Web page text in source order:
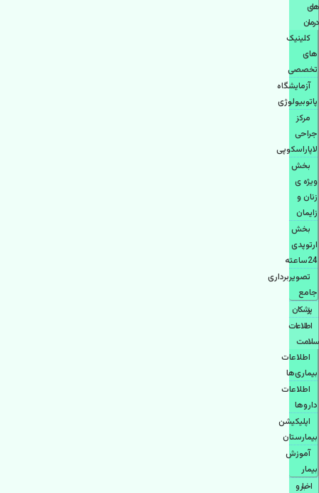
های
درمان
کلینیک
های
تخصصی
آزمایشگاه
پاتوبیولوژی
مرکز
جراحی
لاپاراسکوپی
بخش
ویژه ی
زنان و
زایمان
بخش
ارتوپدی
24ساعته
تصویربرداری
جامع
پزشكان
اطلاعات
سلامت
اطلاعات
بیماری‌ها
اطلاعات
دارو‌ها
اپليكيشن
بيمارستان
آموزش
بیمار
اخبار و